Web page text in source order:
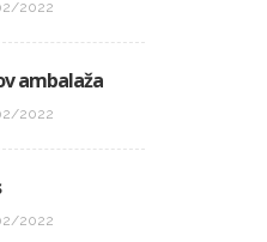
2022
ambalaža
2022
2022